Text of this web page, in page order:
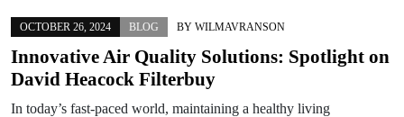
OCTOBER 26, 2024 BLOG BY WILMAVRANSON
Innovative Air Quality Solutions: Spotlight on
David Heacock Filterbuy
In today’s fast-paced world, maintaining a healthy living